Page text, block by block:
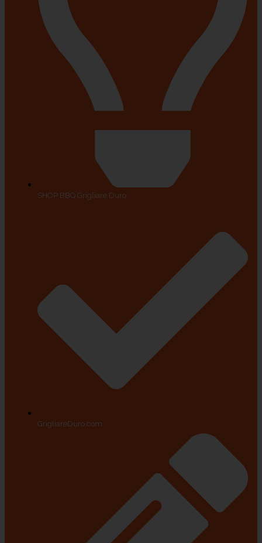
SHOP BBQ Grigliare Duro
GrigliareDuro.com